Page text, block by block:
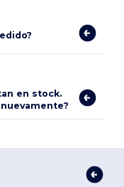
en stock.